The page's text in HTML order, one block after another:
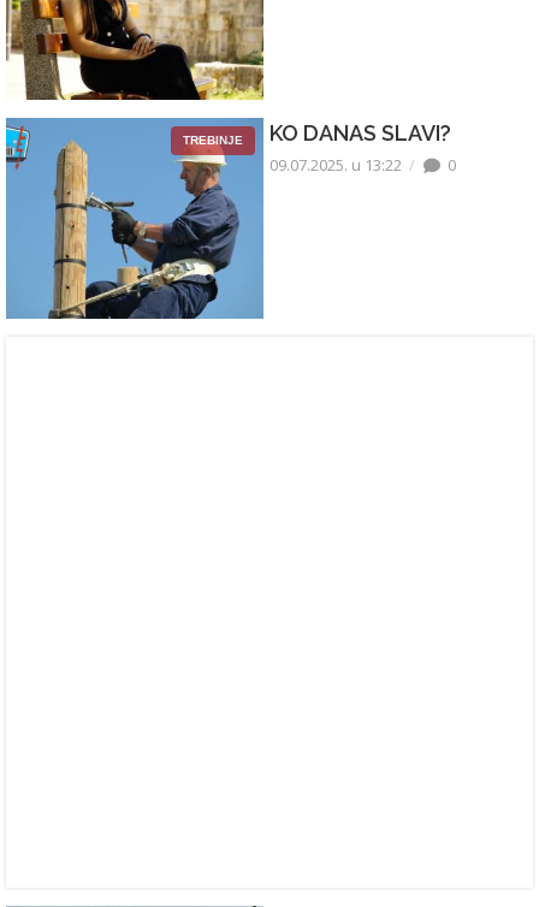
TREBINJE KO DANAS SLAVI?
09.07.2025. u 13:22 0